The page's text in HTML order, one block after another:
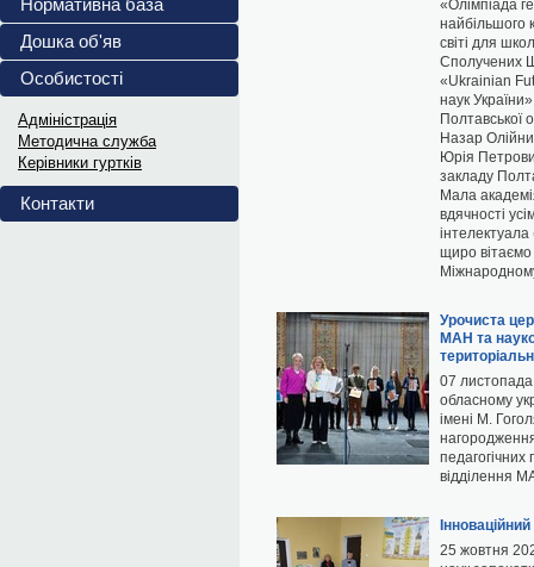
Український інститут...
Витяги з ПРОТОКОЛІВ
Витяги з ПРОТОКОЛІВ засідання...
Нормативна база
Дошка об'яв
Особистості
Адміністрація
Методична служба
Керівники гуртків
Контакти
«Олімпіада
найбільшого
світі для
Сполучених
«Ukrainian
наук
Полтавської
Назар
Юрія
закладу
Мала
вдячності
інтелектуала
щиро
Урочиста
МАН та
07
обласному
імені М.
педагогічних
відділення
25 жовтня